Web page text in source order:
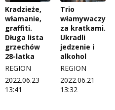
Kradzieże,
włamanie,
graffiti.
Długa lista
grzechów
28-latka
REGION
2022.06.23
13:41
Trio
włamywaczy
za kratkami.
Ukradli
jedzenie i
alkohol
REGION
2022.06.21
13:32